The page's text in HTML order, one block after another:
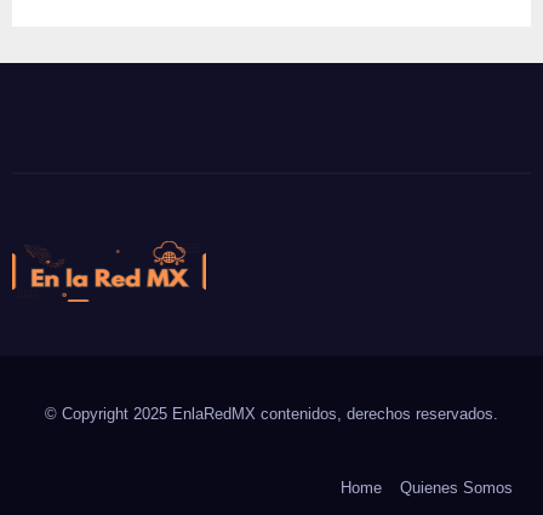
© Copyright 2025 EnlaRedMX contenidos, derechos reservados.
Home Quienes Somos